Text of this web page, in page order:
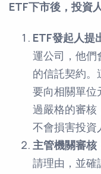
ETF下市後，投資
ETF發起人提
運公司，他們
的信託契約。
要向相關單位
過嚴格的審核
不會損害投資
主管機關審核
請理由，並確